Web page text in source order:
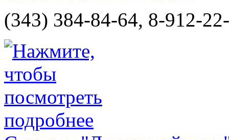
(343) 384-84-64, 8-912-